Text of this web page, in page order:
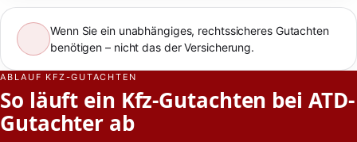
Wenn Sie ein unabhängiges, rechtssicheres Gutachten
benötigen – nicht das der Versicherung.
ABLAUF KFZ-GUTACHTEN
So läuft ein Kfz-Gutachten bei ATD-
Gutachter ab